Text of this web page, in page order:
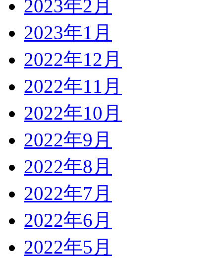
2023年2月
2023年1月
2022年12月
2022年11月
2022年10月
2022年9月
2022年8月
2022年7月
2022年6月
2022年5月